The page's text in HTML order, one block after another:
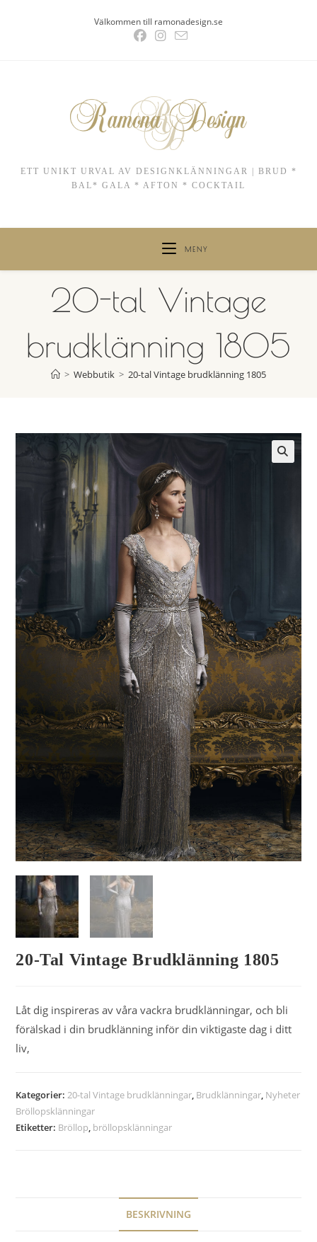
Välkommen till ramonadesign.se
ETT UNIKT URVAL AV DESIGNKLÄNNINGAR | BRUD *
BAL* GALA * AFTON * COCKTAIL
MENY
20-tal Vintage
brudklänning 1805
> Webbutik > 20-tal Vintage brudklänning 1805
20-Tal Vintage Brudklänning 1805
Låt dig inspireras av våra vackra brudklänningar, och bli
förälskad i din brudklänning inför din viktigaste dag i ditt
liv,
Kategorier:20-tal Vintage brudklänningar, Brudklänningar, Nyheter
Bröllopsklänningar
Etiketter: Bröllop, bröllopsklänningar
BESKRIVNING